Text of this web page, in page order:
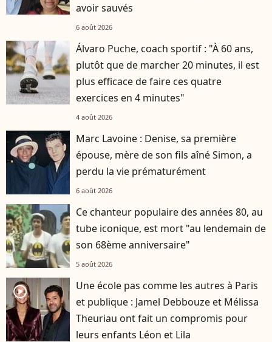
avoir sauvés
6 août 2026
Álvaro Puche, coach sportif : "À 60 ans,
plutôt que de marcher 20 minutes, il est
plus efficace de faire ces quatre
exercices en 4 minutes"
4 août 2026
Marc Lavoine : Denise, sa première
épouse, mère de son fils aîné Simon, a
perdu la vie prématurément
6 août 2026
Ce chanteur populaire des années 80, au
tube iconique, est mort "au lendemain de
son 68ème anniversaire"
5 août 2026
player2
Une école pas comme les autres à Paris
et publique : Jamel Debbouze et Mélissa
Theuriau ont fait un compromis pour
leurs enfants Léon et Lila